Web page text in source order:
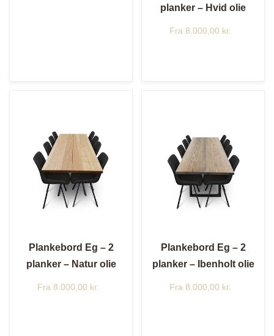
planker – Hvid olie
Fra8.000,00 kr.
Plankebord Eg – 2
planker – Natur olie
Fra8.000,00 kr.
Plankebord Eg – 2
planker – Ibenholt olie
Fra8.000,00 kr.